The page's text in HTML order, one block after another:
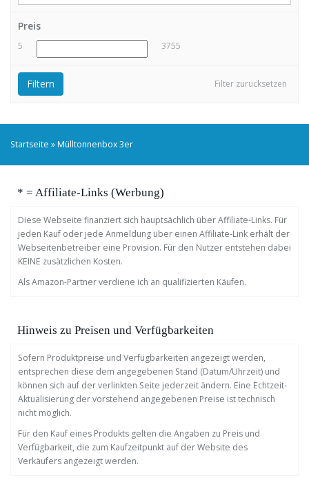
Preis
5 3755
Filter zurücksetzen
Filtern
Startseite »Mülltonnenbox 3er
* = Affiliate-Links (Werbung)
Diese Webseite finanziert sich hauptsächlich über Affiliate-Links. Für
jeden Kauf oder jede Anmeldung über einen Affiliate-Link erhält der
Webseitenbetreiber eine Provision. Für den Nutzer entstehen dabei
KEINE zusätzlichen Kosten.
Als Amazon-Partner verdiene ich an qualifizierten Käufen.
Hinweis zu Preisen und Verfügbarkeiten
Sofern Produktpreise und Verfügbarkeiten angezeigt werden,
entsprechen diese dem angegebenen Stand (Datum/Uhrzeit) und
können sich auf der verlinkten Seite jederzeit ändern. Eine Echtzeit-
Aktualisierung der vorstehend angegebenen Preise ist technisch
nicht möglich.
Für den Kauf eines Produkts gelten die Angaben zu Preis und
Verfügbarkeit, die zum Kaufzeitpunkt auf der Website des
Verkäufers angezeigt werden.